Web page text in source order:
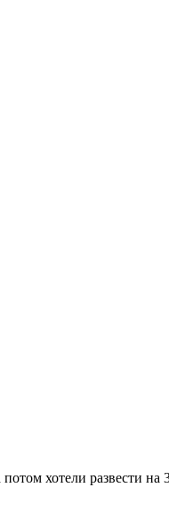
хотели развести на